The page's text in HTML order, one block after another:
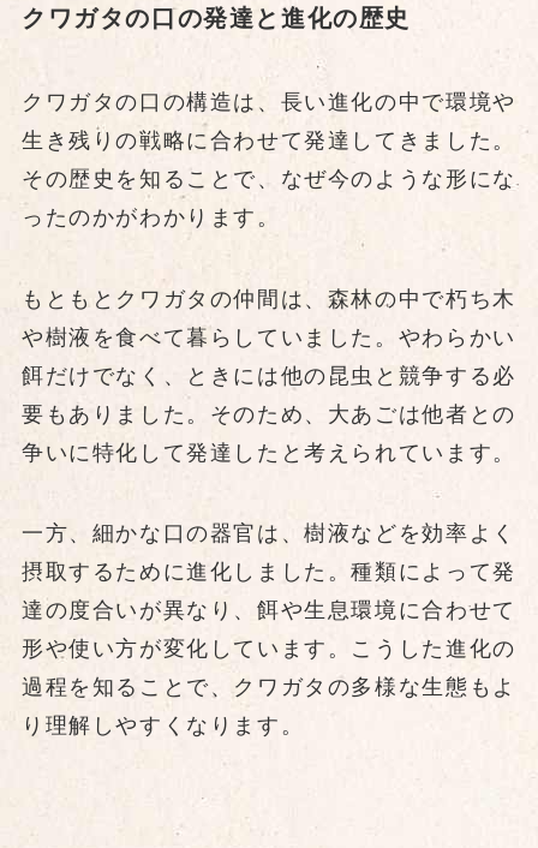
クワガタの口の発達と進化の歴史
クワガタの口の構造は、長い進化の中で環境や
生き残りの戦略に合わせて発達してきました。
その歴史を知ることで、なぜ今のような形にな
ったのかがわかります。
もともとクワガタの仲間は、森林の中で朽ち木
や樹液を食べて暮らしていました。やわらかい
餌だけでなく、ときには他の昆虫と競争する必
要もありました。そのため、大あごは他者との
争いに特化して発達したと考えられています。
一方、細かな口の器官は、樹液などを効率よく
摂取するために進化しました。種類によって発
達の度合いが異なり、餌や生息環境に合わせて
形や使い方が変化しています。こうした進化の
過程を知ることで、クワガタの多様な生態もよ
り理解しやすくなります。